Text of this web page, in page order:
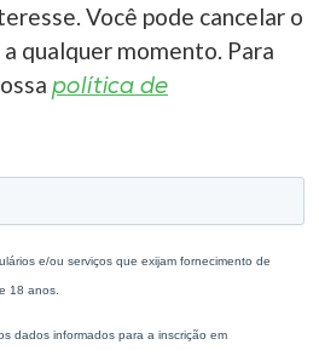
Você pode cancelar o
qualquer momento. Para
política de